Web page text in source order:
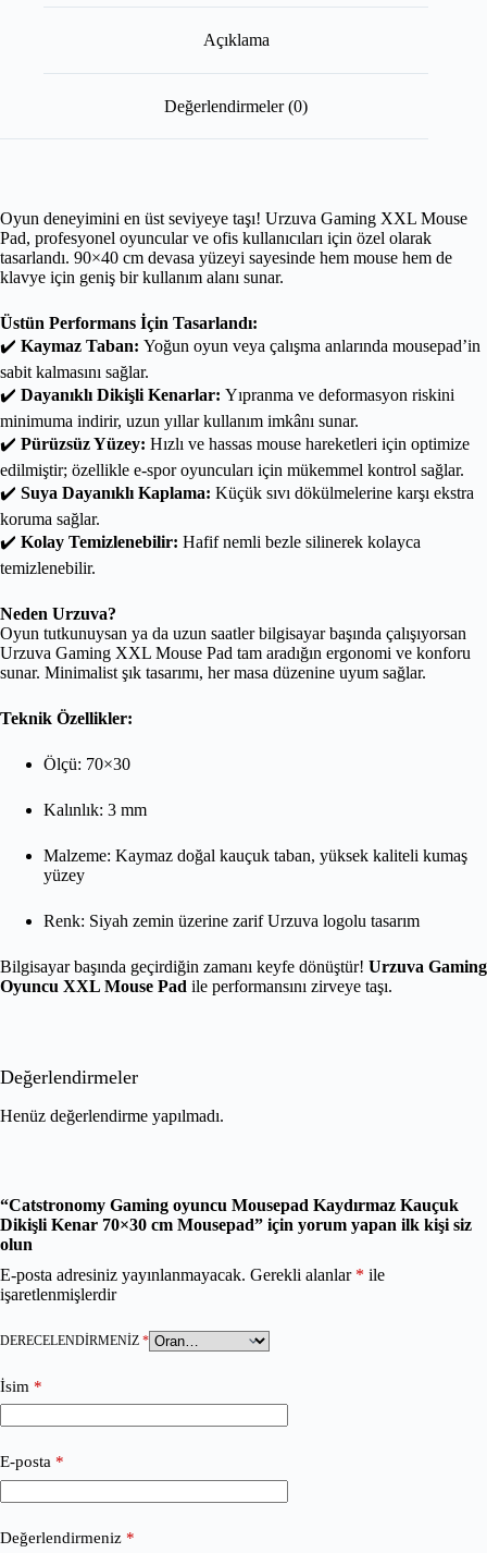
Açıklama
Değerlendirmeler (0)
Oyun deneyimini en üst seviyeye taşı! Urzuva Gaming XXL Mouse
Pad, profesyonel oyuncular ve ofis kullanıcıları için özel olarak
tasarlandı. 90×40 cm devasa yüzeyi sayesinde hem mouse hem de
klavye için geniş bir kullanım alanı sunar.
Üstün Performans İçin Tasarlandı:
✔️ Kaymaz Taban: Yoğun oyun veya çalışma anlarında mousepad’in
sabit kalmasını sağlar.
✔️ Dayanıklı Dikişli Kenarlar: Yıpranma ve deformasyon riskini
minimuma indirir, uzun yıllar kullanım imkânı sunar.
✔️ Pürüzsüz Yüzey: Hızlı ve hassas mouse hareketleri için optimize
edilmiştir; özellikle e-spor oyuncuları için mükemmel kontrol sağlar.
✔️ Suya Dayanıklı Kaplama: Küçük sıvı dökülmelerine karşı ekstra
koruma sağlar.
✔️ Kolay Temizlenebilir: Hafif nemli bezle silinerek kolayca
temizlenebilir.
Neden Urzuva?
Oyun tutkunuysan ya da uzun saatler bilgisayar başında çalışıyorsan
Urzuva Gaming XXL Mouse Pad tam aradığın ergonomi ve konforu
sunar. Minimalist şık tasarımı, her masa düzenine uyum sağlar.
Teknik Özellikler:
Ölçü: 70×30
Kalınlık: 3 mm
Malzeme: Kaymaz doğal kauçuk taban, yüksek kaliteli kumaş
yüzey
Renk: Siyah zemin üzerine zarif Urzuva logolu tasarım
Bilgisayar başında geçirdiğin zamanı keyfe dönüştür! Urzuva Gaming
Oyuncu XXL Mouse Pad ile performansını zirveye taşı.
Değerlendirmeler
Henüz değerlendirme yapılmadı.
“Catstronomy Gaming oyuncu Mousepad Kaydırmaz Kauçuk
Dikişli Kenar 70×30 cm Mousepad” için yorum yapan ilk kişi siz
olun
E-posta adresiniz yayınlanmayacak. Gerekli alanlar * ile
işaretlenmişlerdir
DERECELENDIRMENIZ *
İsim *
E-posta *
Değerlendirmeniz *